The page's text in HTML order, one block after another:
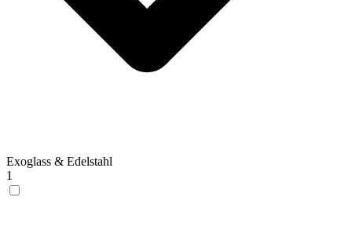
Exoglass & Edelstahl
1